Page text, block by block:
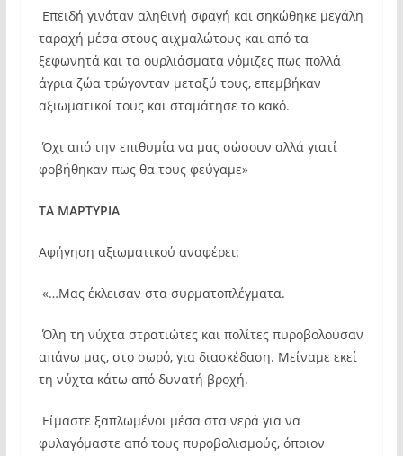
Επειδή γινόταν αληθινή σφαγή και σηκώθηκε μεγάλη
ταραχή μέσα στους αιχμαλώτους και από τα
ξεφωνητά και τα ουρλιάσματα νόμιζες πως πολλά
άγρια ζώα τρώγονταν μεταξύ τους, επεμβήκαν
αξιωματικοί τους και σταμάτησε το κακό.
Όχι από την επιθυμία να μας σώσουν αλλά γιατί
φοβήθηκαν πως θα τους φεύγαμε»
ΤΑ ΜΑΡΤΥΡΙΑ
Αφήγηση αξιωματικού αναφέρει:
«…Μας έκλεισαν στα συρματοπλέγματα.
Όλη τη νύχτα στρατιώτες και πολίτες πυροβολούσαν
απάνω μας, στο σωρό, για διασκέδαση. Μείναμε εκεί
τη νύχτα κάτω από δυνατή βροχή.
Είμαστε ξαπλωμένοι μέσα στα νερά για να
φυλαγόμαστε από τους πυροβολισμούς, όποιον